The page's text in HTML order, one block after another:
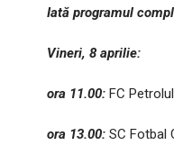
Iată programul
Vineri, 8 aprilie:
ora 11.00: FC
ora 13.00: SC Fotbal